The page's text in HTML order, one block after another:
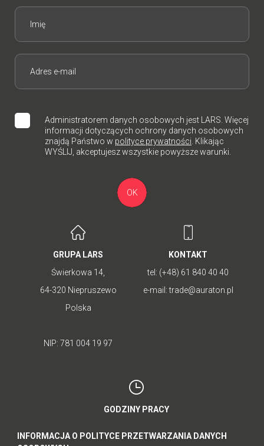
OK
Administratorem danych osobowych jest LARS. Więcej
informacji dotyczących ochrony danych osobowych
znajdą Państwo w polityce prywatności. Klikając
WYŚLIJ, akceptujesz wszystkie powyższe warunki.
GRUPA LARS
Świerkowa 14,
64-320 Niepruszewo
Polska
NIP: 781 004 19 97
KONTAKT
tel: (+48) 61 840 40 40
e-mail:trade@auraton.pl
GODZINY PRACY
INFORMACJA O POLITYCE PRZETWARZANIA DANYCH